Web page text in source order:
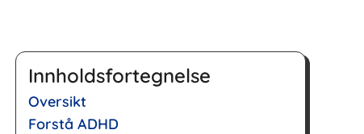
Innholdsfortegnelse
Oversikt
Forstå ADHD